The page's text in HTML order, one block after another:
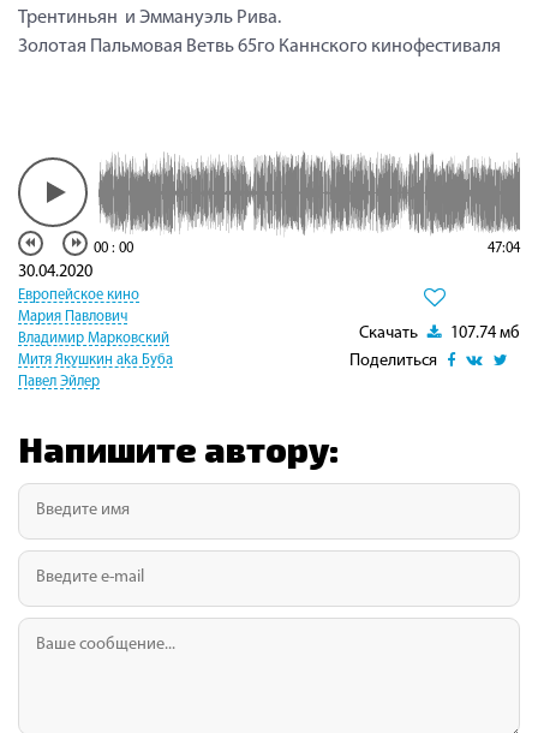
Трентиньян и Эммануэль Рива.
Золотая Пальмовая Ветвь 65го Каннского кинофестиваля
00 : 00 47:04
Скачать
107.74 мб
Поделиться
30.04.2020
Европейское кино
Мария Павлович
Владимир Марковский
Митя Якушкин aka Буба
Павел Эйлер
Напишите автору: